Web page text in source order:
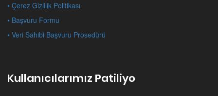
• Çerez Gizlilik Politikası
• Başvuru Formu
• Veri Sahibi Başvuru Prosedürü
Kullanıcılarımız Patiliyo